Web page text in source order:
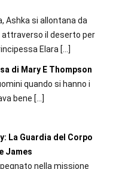
Ashka si allontana da
attraverso il deserto per
Elara […]
di Mary E Thompson
quando si hanno i
bene […]
La Guardia del Corpo
James
nella missione